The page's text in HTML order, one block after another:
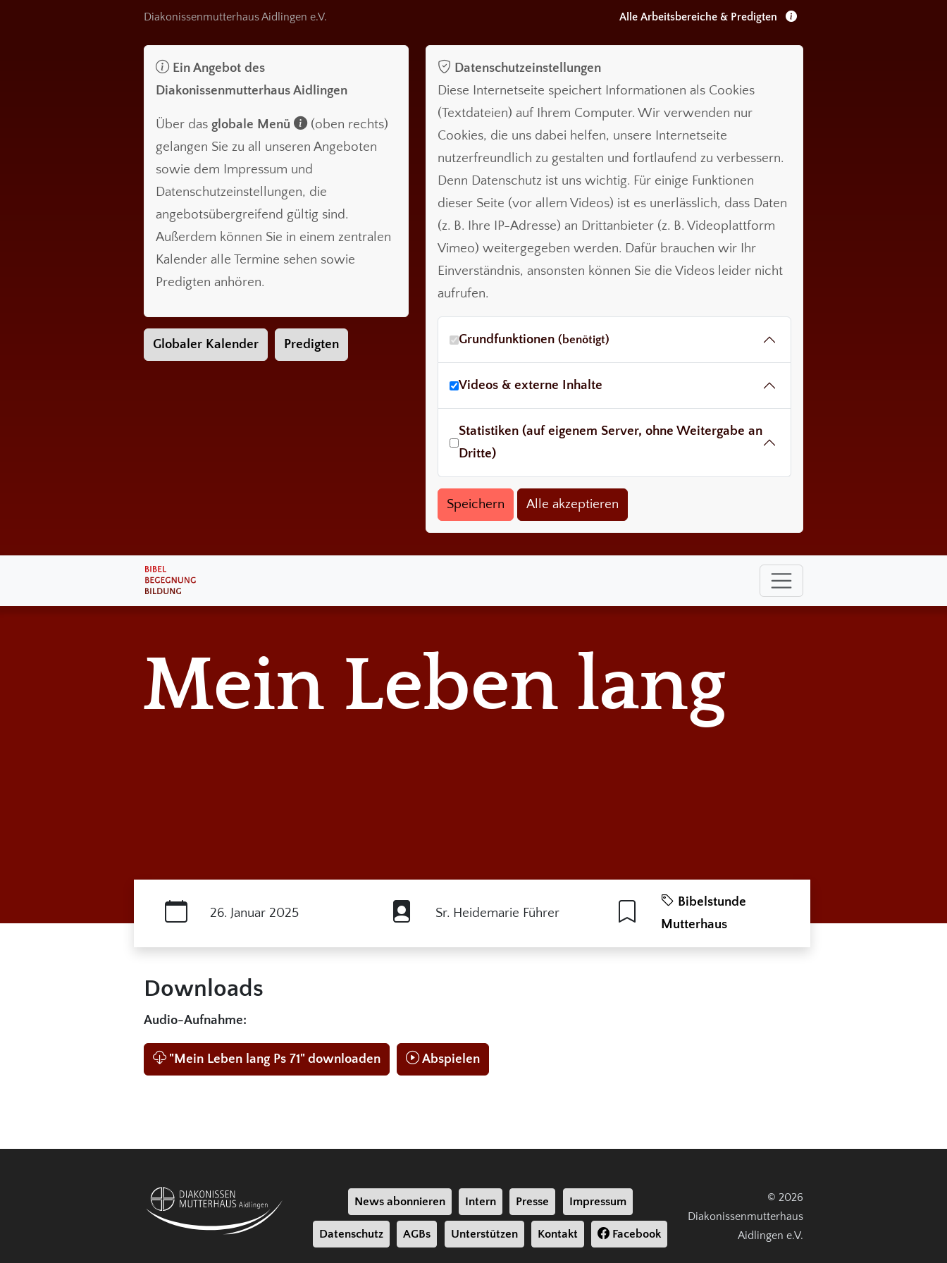
Diakonissenmutterhaus Aidlingen e.V. Alle Arbeitsbereiche & Predigten
Ein Angebot des
Diakonissenmutterhaus Aidlingen
Über das globale Menü
(oben rechts)
gelangen Sie zu all unseren Angeboten
sowie dem Impressum und
Datenschutzeinstellungen, die
angebotsübergreifend gültig sind.
Außerdem können Sie in einem zentralen
Kalender alle Termine sehen sowie
Predigten anhören.
Globaler Kalender Predigten
Datenschutzeinstellungen
Diese Internetseite speichert Informationen als Cookies
(Textdateien) auf Ihrem Computer. Wir verwenden nur
Cookies, die uns dabei helfen, unsere Internetseite
nutzerfreundlich zu gestalten und fortlaufend zu verbessern.
Denn Datenschutz ist uns wichtig. Für einige Funktionen
dieser Seite (vor allem Videos) ist es unerlässlich, dass Daten
(z. B. Ihre IP-Adresse) an Drittanbieter (z. B. Videoplattform
Vimeo) weitergegeben werden. Dafür brauchen wir Ihr
Einverständnis, ansonsten können Sie die Videos leider nicht
aufrufen.
Grundfunktionen (benötigt)
Videos & externe Inhalte
Statistiken (auf eigenem Server, ohne Weitergabe an
Dritte)
Mein Leben lang
26. Januar 2025 Sr. Heidemarie Führer
Bibelstunde
Mutterhaus
Downloads
Audio-Aufnahme:
"Mein Leben lang Ps 71" downloaden Abspielen
News abonnieren Intern Presse Impressum
Datenschutz AGBs Unterstützen Kontakt Facebook
© 2026
Diakonissenmutterhaus
Aidlingen e.V.